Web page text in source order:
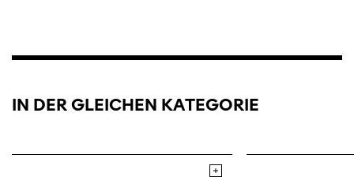
IN DER GLEICHEN KATEGORIE